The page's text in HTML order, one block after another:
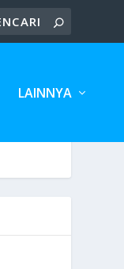
LAINNYA